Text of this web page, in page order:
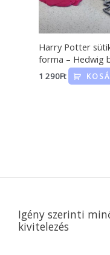
Harry Potter
forma – Hedwig
1 290Ft
Igény szerinti
kivitelezés